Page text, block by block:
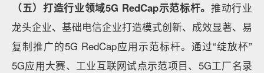
（五）打造行业领域5G RedCap示范标杆。 推动行业
龙头企业、基础电信企业打造模式创新、成效显著、易
复制推广的5G RedCap应用示范标杆。通过“绽放杯”
5G应用大赛、工业互联网试点示范项目、5G工厂名录